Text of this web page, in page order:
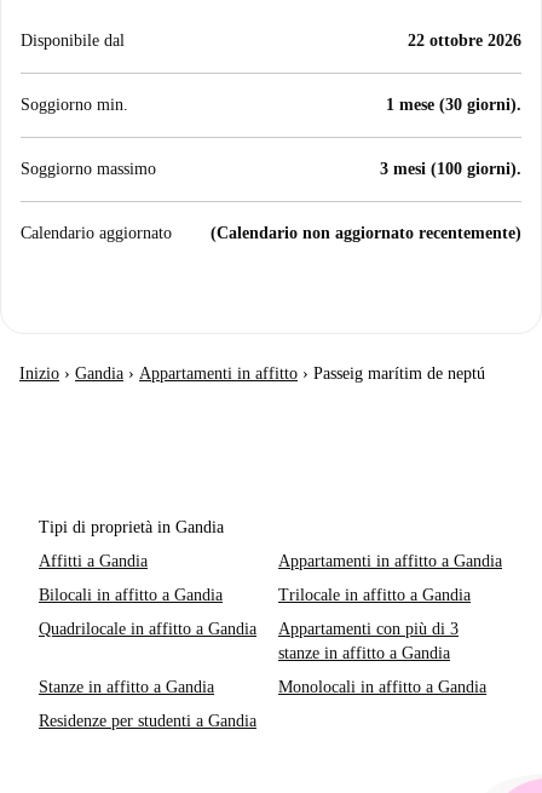
Disponibile dal 22 ottobre 2026
Soggiorno min. 1 mese (30 giorni).
Soggiorno massimo 3 mesi (100 giorni).
Calendario aggiornato (Calendario non aggiornato recentemente)
Inizio › Gandia › Appartamenti in affitto › Passeig marítim de neptú
Tipi di proprietà in Gandia
Affitti a Gandia
Appartamenti in affitto a Gandia
Bilocali in affitto a Gandia
Trilocale in affitto a Gandia
Quadrilocale in affitto a Gandia
Appartamenti con più di 3
stanze in affitto a Gandia
Stanze in affitto a Gandia
Monolocali in affitto a Gandia
Residenze per studenti a Gandia